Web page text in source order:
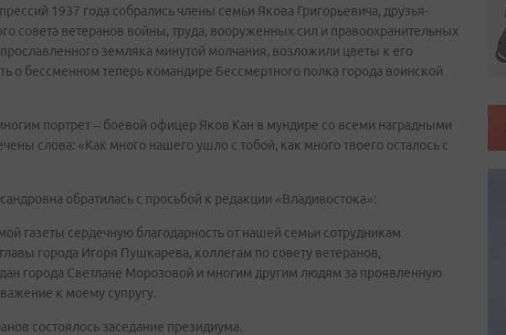
1937 года собрались члены семьи Якова Григорьевича, друзья-
совета ветеранов войны, труда, вооруженных сил и правоохранительных
земляка минутой молчания, возложили цветы к его
о бессменном теперь командире Бессмертного полка города воинской
портрет – боевой офицер Яков Кан в мундире со всеми наградными
слова: «Как много нашего ушло с тобой, как много твоего осталось с
обратилась с просьбой к редакции «Владивостока»:
газеты сердечную благодарность от нашей семьи сотрудникам
города Игоря Пушкарева, коллегам по совету ветеранов,
города Светлане Морозовой и многим другим людям за проявленную
к моему супругу.
состоялось заседание президиума.